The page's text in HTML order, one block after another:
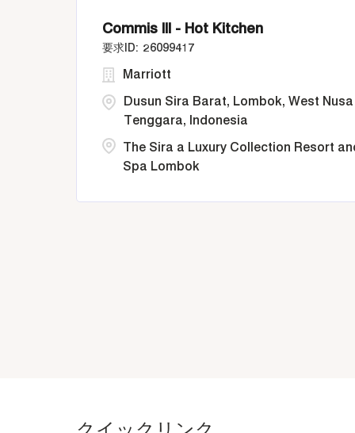
Commis III - Hot Kitchen
26099417
Dusun Sira Barat, Lombok, West Nusa
Tenggara, Indonesia
Marriott
The Sira a Luxury Collection Resort
Spa Lombok